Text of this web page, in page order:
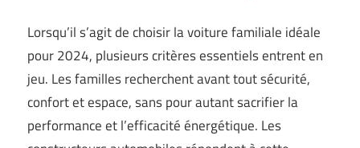
Lorsqu’il s’agit de choisir la voiture familiale idéale
pour 2024, plusieurs critères essentiels entrent en
jeu. Les familles recherchent avant tout sécurité,
confort et espace, sans pour autant sacrifier la
performance et l’efficacité énergétique. Les